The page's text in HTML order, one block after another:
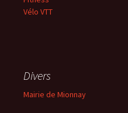
Vélo VTT
Divers
Mairie de Mionnay